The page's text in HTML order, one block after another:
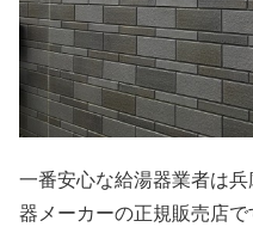
一番安心な給湯器業者は
器メーカーの正規販売店で